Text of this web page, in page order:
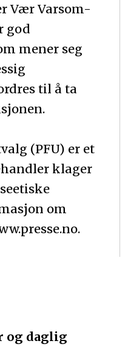
Vær Varsom-
god
mener seg
til å ta
(PFU) er et
klager
om
og daglig